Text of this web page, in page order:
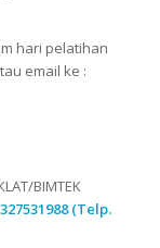
hari pelatihan
email ke :
BIMTEK
(Telp.